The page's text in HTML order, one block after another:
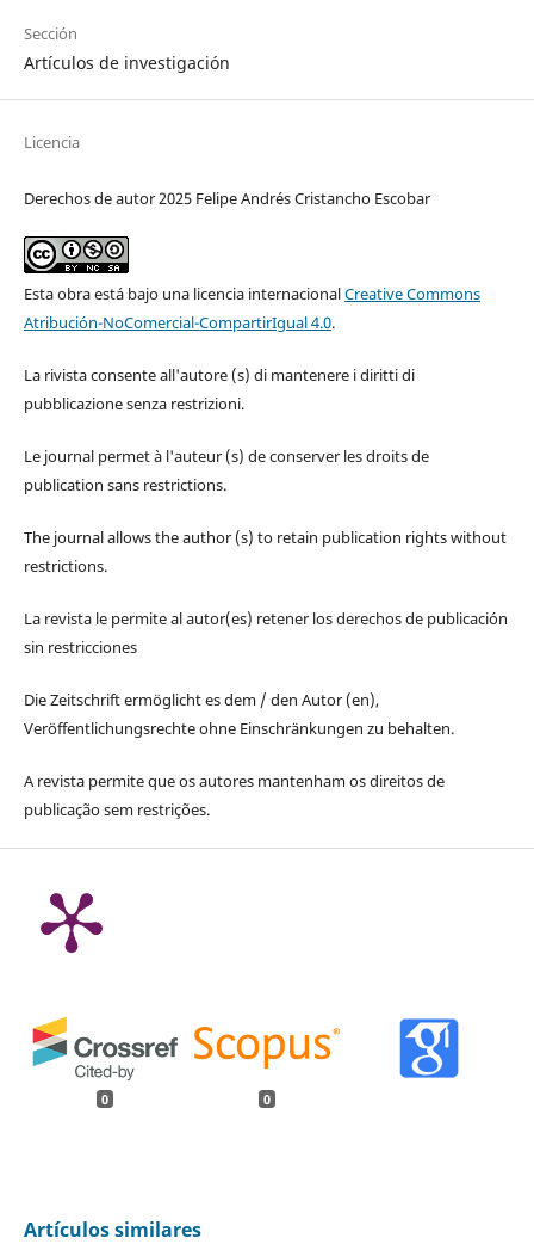
Sección
Artículos de investigación
Licencia
Derechos de autor 2025 Felipe Andrés Cristancho Escobar
Esta obra está bajo una licencia internacionalCreative Commons
Atribución-NoComercial-CompartirIgual 4.0.
La rivista consente all'autore (s) di mantenere i diritti di
pubblicazione senza restrizioni.
Le journal permet à l'auteur (s) de conserver les droits de
publication sans restrictions.
The journal allows the author (s) to retain publication rights without
restrictions.
La revista le permite al autor(es) retener los derechos de publicación
sin restricciones
Die Zeitschrift ermöglicht es dem / den Autor (en),
Veröffentlichungsrechte ohne Einschränkungen zu behalten.
A revista permite que os autores mantenham os direitos de
publicação sem restrições.
0 0
Artículos similares